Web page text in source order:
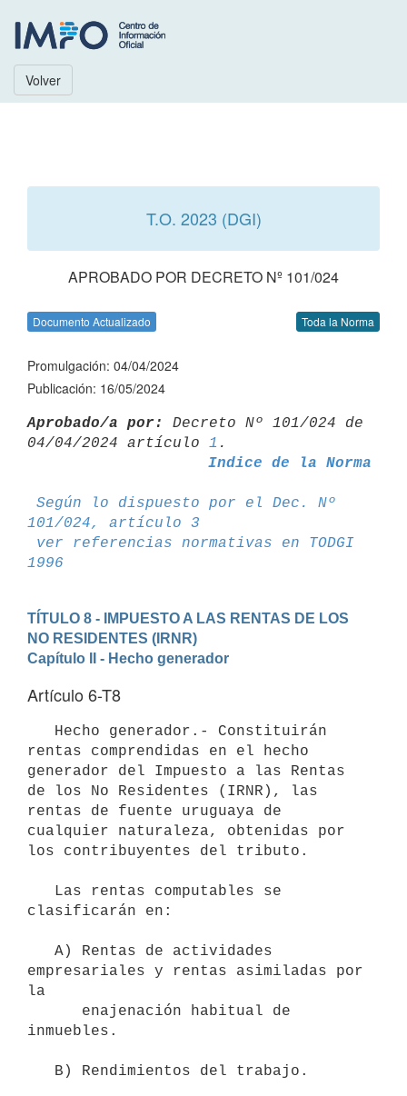
Volver
T.O. 2023 (DGI)
APROBADO POR DECRETO Nº 101/024
Documento Actualizado Toda la Norma
Promulgación: 04/04/2024
Publicación: 16/05/2024
Aprobado/a por:
Decreto Nº 101/024 de
04/04/2024 artículo 1
Indice de la Norma
Según lo dispuesto por el Dec. Nº
101/024, artículo 3
ver referencias normativas en TODGI
1996
TÍTULO 8 - IMPUESTO A LAS RENTAS DE LOS
NO RESIDENTES (IRNR)
Capítulo II - Hecho generador
Artículo 6-T8
rentas comprendidas en el hecho
generador del Impuesto a las Rentas
de los No Residentes (IRNR), las
rentas de fuente uruguaya de
cualquier naturaleza, obtenidas por
los contribuyentes del tributo.
clasificarán en:
empresariales y rentas asimiladas por
la
inmuebles.